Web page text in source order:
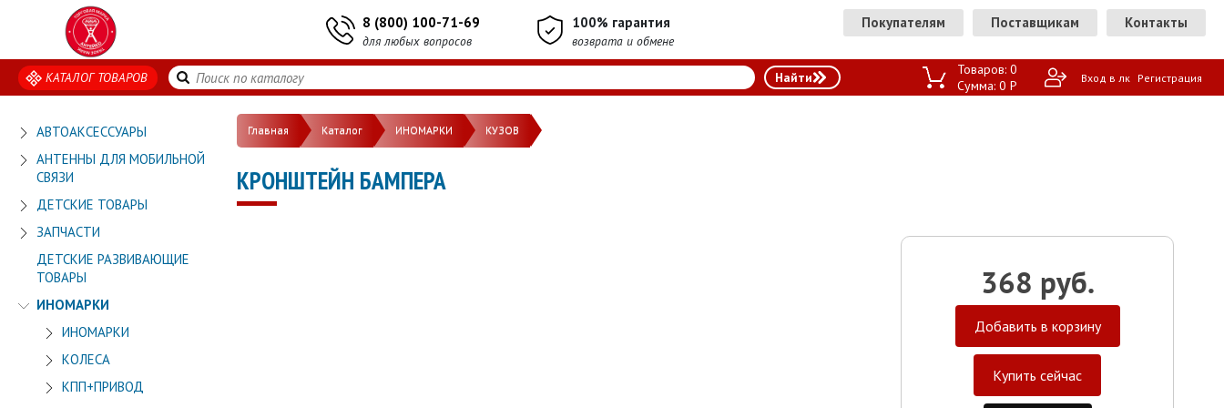
8 (800) 100-71-69
для любых вопросов
100% гарантия
возврата и обмене
Покупателям Поставщикам Контакты
КАТАЛОГ ТОВАРОВ Товаров: 0
Сумма: 0 P Вход в лк Регистрация
АВТОАКСЕССУАРЫ
АНТЕННЫ ДЛЯ МОБИЛЬНОЙ
СВЯЗИ
ДЕТСКИЕ ТОВАРЫ
ЗАПЧАСТИ
ДЕТСКИЕ РАЗВИВАЮЩИЕ
ТОВАРЫ
ИНОМАРКИ
ИНОМАРКИ
КОЛЕСА
КПП+ПРИВОД
Главная Каталог ИНОМАРКИ КУЗОВ
КРОНШТЕЙН БАМПЕРА
368 руб.
Добавить в корзину
Купить сейчас